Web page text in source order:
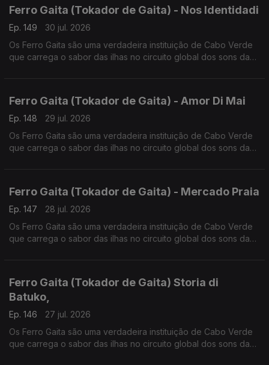
Ferro Gaita (Tokador de Gaita) - Nos Identidadi
Ep. 149
30 jul. 2026
Os Ferro Gaita são uma verdadeira instituição de Cabo Verde
que carrega o sabor das ilhas no circuito global dos sons da
Ferro Gaita (Tokador de Gaita) - Amor Di Mai
Ep. 148
29 jul. 2026
Os Ferro Gaita são uma verdadeira instituição de Cabo Verde
que carrega o sabor das ilhas no circuito global dos sons da
Ferro Gaita (Tokador de Gaita) - Mercado Praia
Ep. 147
28 jul. 2026
Os Ferro Gaita são uma verdadeira instituição de Cabo Verde
que carrega o sabor das ilhas no circuito global dos sons da
Ferro Gaita (Tokador de Gaita) Storia di
Batuko,
Ep. 146
27 jul. 2026
Os Ferro Gaita são uma verdadeira instituição de Cabo Verde
que carrega o sabor das ilhas no circuito global dos sons da